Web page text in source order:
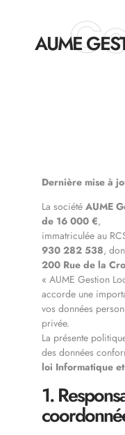
AUME
Dernière mise à
La société AUME
de 16 000 €,
immatriculée au
930 282 538,
200 Rue de la
« AUME Gestion
accorde une
vos données
privée.
La présente
des données
loi Informatique
1.